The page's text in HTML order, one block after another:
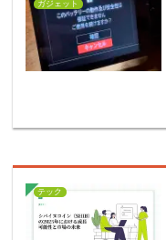
ガジェット
テック